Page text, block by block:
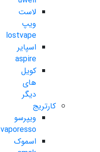
لاست
ویپ
lostvape
اسپایر
aspire
کویل
های
دیگر
کارتریج
ویپرسو
vaporesso
اسموک